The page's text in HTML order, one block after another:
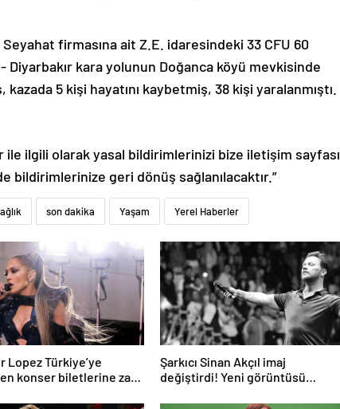
firmasına ait Z.E. idaresindeki 33 CFU 60
Diyarbakır kara yolunun Doğanca köyü mevkisinde
5 kişi hayatını kaybetmiş, 38 kişi yaralanmıştı.
ile ilgili olarak yasal bildirimlerinizi bize iletişim sayfası
bildirimlerinize geri dönüş sağlanılacaktır.”
son dakika Yaşam Yerel Haberler
Lopez Türkiye’ye
konser biletlerine zam
Şarkıcı Sinan Akçıl imaj
değiştirdi! Yeni görüntüsü